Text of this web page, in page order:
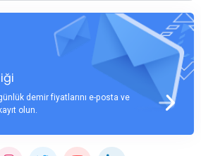
demir fiyatlarını e-posta ve
olun.